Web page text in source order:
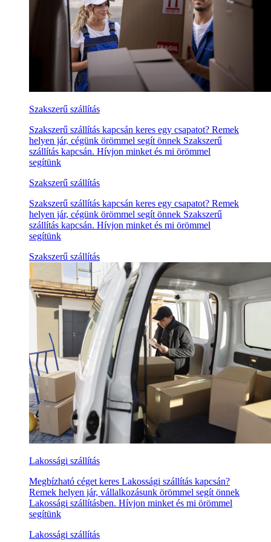
Szakszerű szállítás
Szakszerű szállítás kapcsán keres egy csapatot? Remek
helyen jár, cégünk örömmel segít önnek Szakszerű
szállítás kapcsán. Hívjon minket és mi örömmel
segítünk
Szakszerű szállítás
Szakszerű szállítás kapcsán keres egy csapatot? Remek
helyen jár, cégünk örömmel segít önnek Szakszerű
szállítás kapcsán. Hívjon minket és mi örömmel
segítünk
Szakszerű szállítás
Lakossági szállítás
Megbízható céget keres Lakossági szállítás kapcsán?
Remek helyen jár, vállalkozásunk örömmel segít önnek
Lakossági szállításben. Hívjon minket és mi örömmel
segítünk
Lakossági szállítás